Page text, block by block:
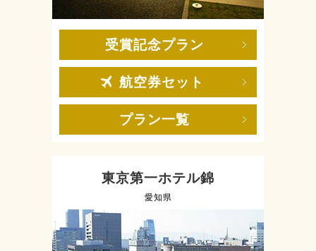
受賞記念プラン
航空券セット
プラン一覧
東京第一ホテル錦
愛知県